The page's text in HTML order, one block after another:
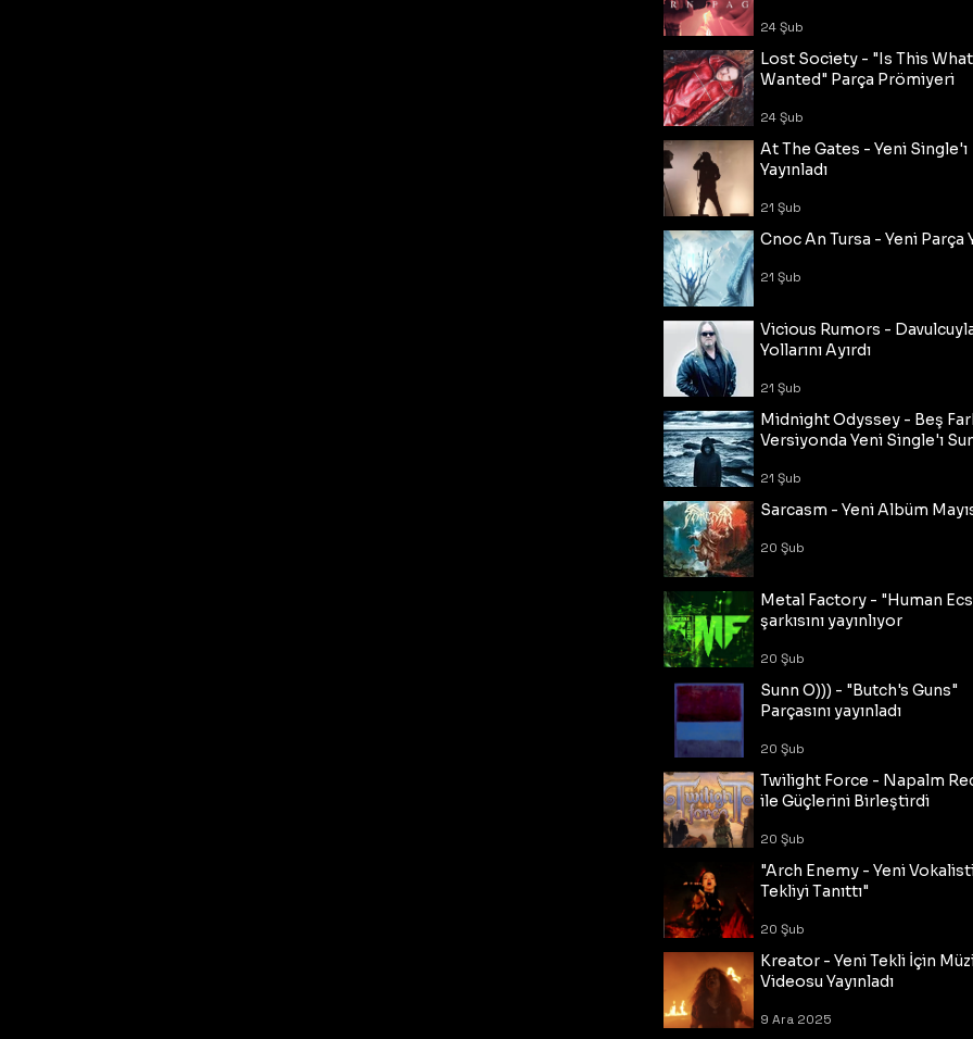
24 Şub
Lost Society - "Is This
Wanted" Parça Prömiyeri
24 Şub
At The Gates - Yeni Single'ı
Yayınladı
21 Şub
Cnoc An Tursa - Yeni Parça
21 Şub
Vicious Rumors -
Yollarını Ayırdı
21 Şub
Midnight Odyssey - Beş
Versiyonda Yeni Single'ı
21 Şub
Sarcasm - Yeni Albüm
20 Şub
Metal Factory - "Human
şarkısını yayınlıyor
20 Şub
Sunn O))) - "Butch's Guns"
Parçasını yayınladı
20 Şub
Twilight Force - Napalm
ile Güçlerini Birleştirdi
20 Şub
"Arch Enemy - Yeni
Tekliyi Tanıttı"
20 Şub
Kreator - Yeni Tekli İçin
Videosu Yayınladı
9 Ara 2025